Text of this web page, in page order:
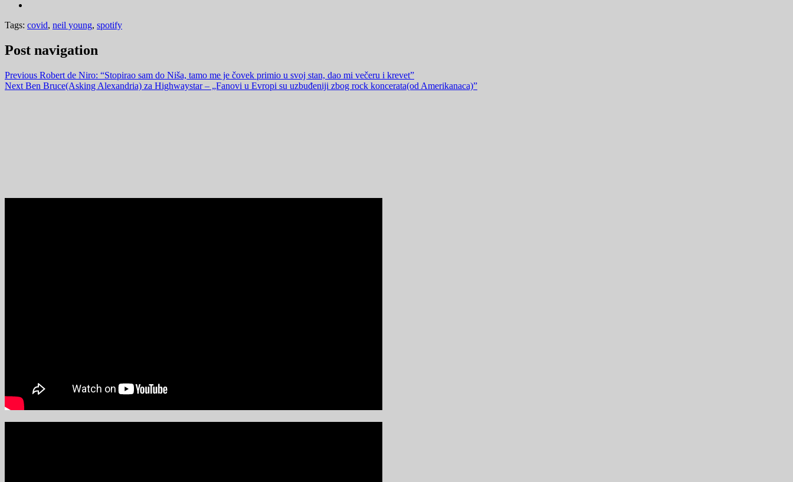
Tags: covid, neil young, spotify
Post navigation
Previous Robert de Niro: “Stopirao sam do Niša, tamo me je čovek primio u svoj stan, dao mi večeru i krevet”
Next Ben Bruce(Asking Alexandria) za Highwaystar – „Fanovi u Evropi su uzbuđeniji zbog rock koncerata(od Amerikanaca)”